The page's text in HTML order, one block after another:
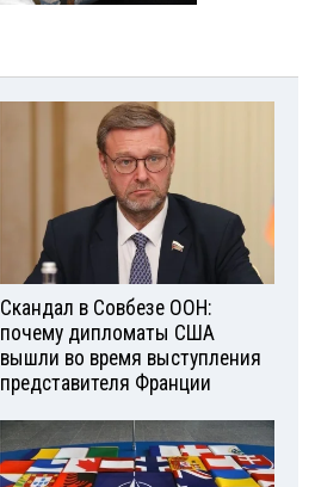
Скандал в Совбезе ООН:
почему дипломаты США
вышли во время выступления
представителя Франции